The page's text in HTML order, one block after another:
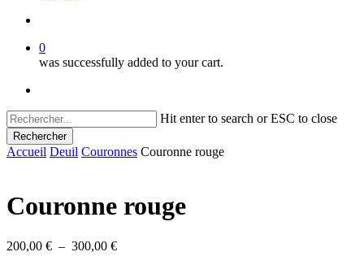
0
was successfully added to your cart.
Hit enter to search or ESC to close
Rechercher
Close
Accueil Deuil Couronnes Couronne rouge
Couronne rouge
200,00 € – 300,00 €Plage